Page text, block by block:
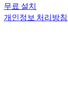
무료 설치
개인정보 처리방침